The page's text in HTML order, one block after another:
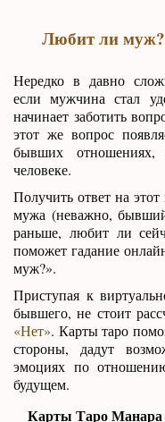
Любит ли муж?
Нередко в давно
если мужчина стал
начинает заботить
этот же вопрос
бывших
человеке.
Получить ответ на
мужа (неважно,
раньше, любит ли
поможет гадание
муж?».
Приступая к
бывшего, не стоит
«Нет». Карты таро
стороны, дадут
эмоциях по
будущем.
Карты Таро Манара